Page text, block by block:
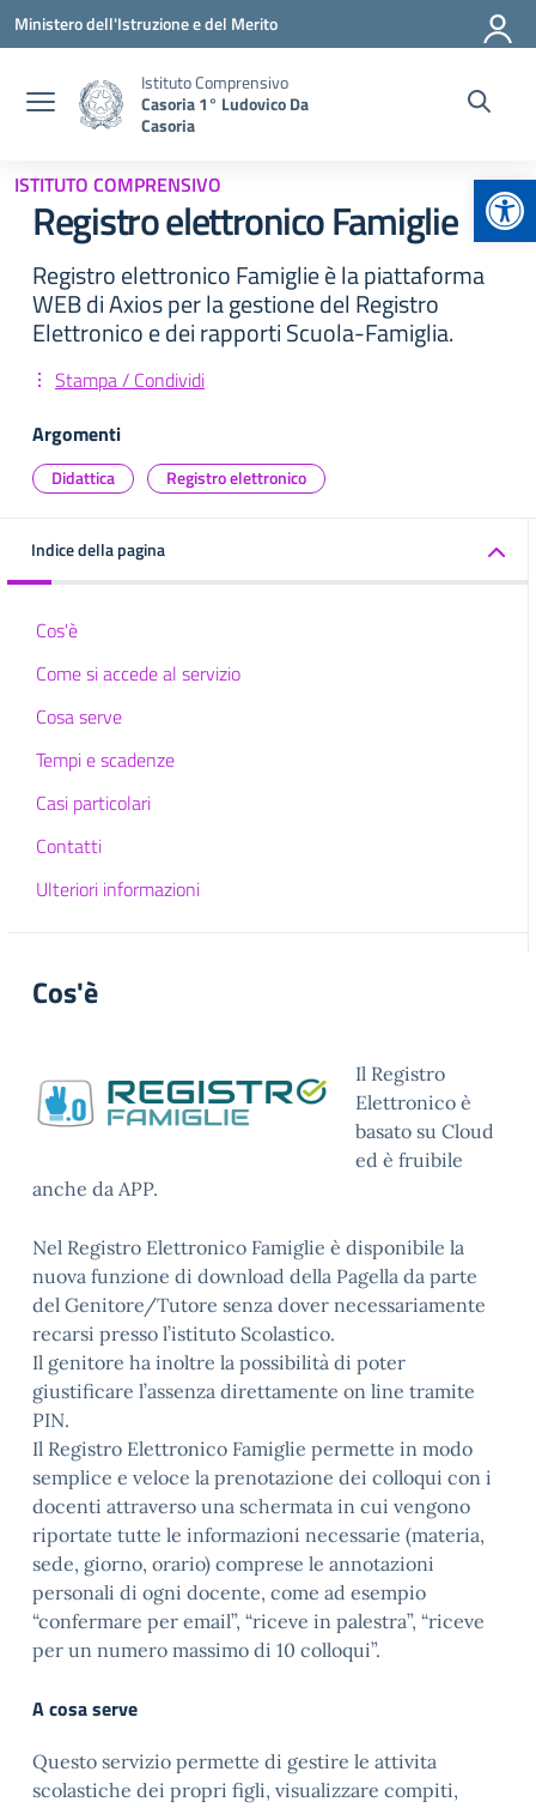
Vai ai contenuti
Vai al menu di navigazione
Vai al footer
Ministero dell'Istruzione e del Merito
Istituto Comprensivo
Casoria 1° Ludovico Da
Casoria
ISTITUTO COMPRENSIVO
Registro elettronico Famiglie
Registro elettronico Famiglie è la piattaforma
WEB di Axios per la gestione del Registro
Elettronico e dei rapporti Scuola-Famiglia.
Stampa / Condividi
Argomenti
Didattica Registro elettronico
Indice della pagina
Cos'è
Come si accede al servizio
Cosa serve
Tempi e scadenze
Casi particolari
Contatti
Ulteriori informazioni
Cos'è
Il Registro
Elettronico è
basato su Cloud
ed è fruibile
anche da APP.
Nel Registro Elettronico Famiglie è disponibile la
nuova funzione di download della Pagella da parte
del Genitore/Tutore senza dover necessariamente
recarsi presso l’istituto Scolastico.
Il genitore ha inoltre la possibilità di poter
giustificare l’assenza direttamente on line tramite
PIN.
Il Registro Elettronico Famiglie permette in modo
semplice e veloce la prenotazione dei colloqui con i
docenti attraverso una schermata in cui vengono
riportate tutte le informazioni necessarie (materia,
sede, giorno, orario) comprese le annotazioni
personali di ogni docente, come ad esempio
“confermare per email”, “riceve in palestra”, “riceve
per un numero massimo di 10 colloqui”.
A cosa serve
Questo servizio permette di gestire le attivita
scolastiche dei propri figli, visualizzare compiti,